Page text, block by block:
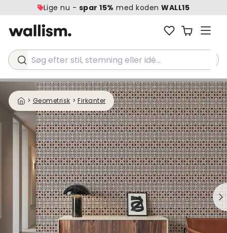
Lige nu - spar 15% med kodenWALL15
Søg efter stil, stemning eller idé...
> Geometrisk > Firkanter